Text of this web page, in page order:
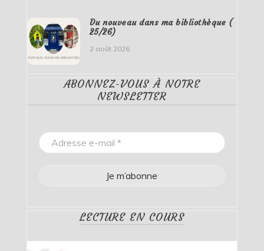
Du nouveau dans ma bibliothèque (
25/26)
2 août 2026
ABONNEZ-VOUS À NOTRE
NEWSLETTER
LECTURE EN COURS